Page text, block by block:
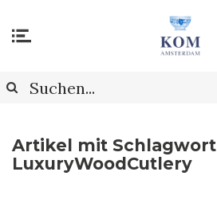
Artikel mit Schlagwort
LuxuryWoodCutlery